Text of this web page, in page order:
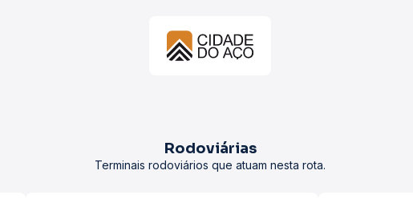
Rodoviárias
Terminais rodoviários que atuam nesta rota.